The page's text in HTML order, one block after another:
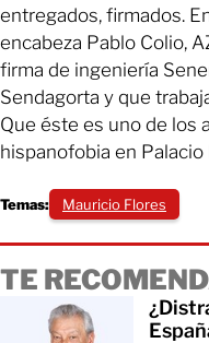
entregados, firmados.
encabeza Pablo Colio,
firma de ingeniería
Sendagorta y que
Que éste es uno de los
hispanofobia en Palacio
Temas: Mauricio Flores
TE